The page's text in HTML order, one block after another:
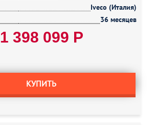
Iveco (Италия)
36 месяцев
1 398 099 Р
КУПИТЬ